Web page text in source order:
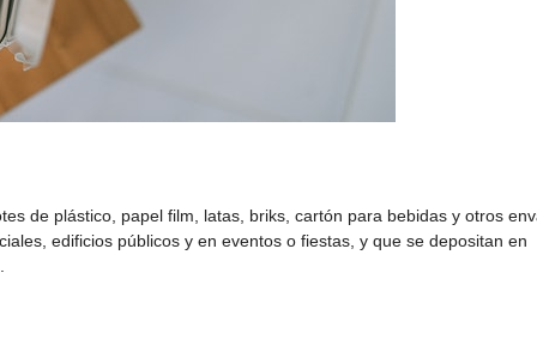
de plástico, papel film, latas, briks, cartón para bebidas y otros
edificios públicos y en eventos o fiestas, y que se depositan en